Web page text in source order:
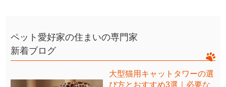
ペット愛好家の住まいの専門家
新着ブログ
大型猫用キャットタワーの選
び方とおすすめ3選｜必要な